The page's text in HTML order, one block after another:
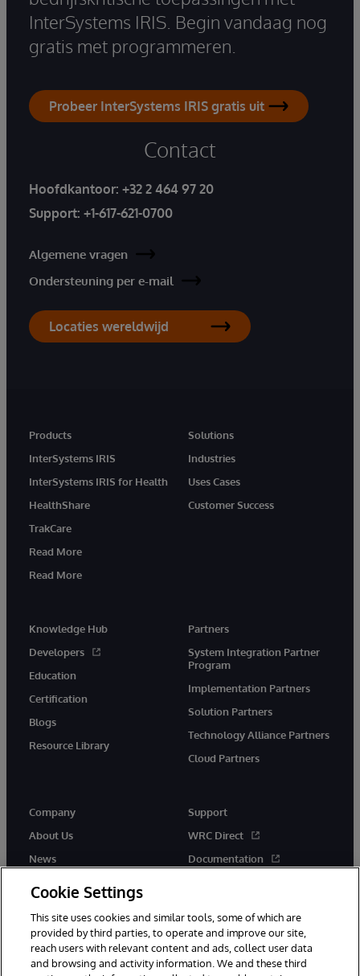
InterSystems IRIS. Begin vandaag nog
gratis met programmeren.
Probeer InterSystems IRIS gratis uit
Contact
Hoofdkantoor: +32 2 464 97 20
Support: +1-617-621-0700
Algemene vragen
Ondersteuning per e-mail
Locaties wereldwijd
Products
InterSystems IRIS
InterSystems IRIS for Health
HealthShare
TrakCare
Read More
Read More
Solutions
Industries
Uses Cases
Customer Success
Knowledge Hub
Developers
Education
Certification
Blogs
Resource Library
Partners
System Integration Partner
Program
Implementation Partners
Solution Partners
Technology Alliance Partners
Cloud Partners
Company
About Us
News
Support
WRC Direct
Documentation
Cookie Settings
This site uses cookies and similar tools, some of which are
provided by third parties, to operate and improve our site,
reach users with relevant content and ads, collect user data
and browsing and activity information. We and these third